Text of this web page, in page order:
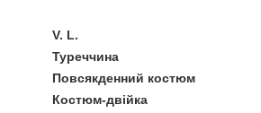
V. L.
Туреччина
Повсякденний костюм
Костюм-двійка